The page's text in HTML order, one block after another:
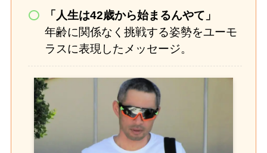
「人生は42歳から始まるんやて」
年齢に関係なく挑戦する姿勢をユーモ
ラスに表現したメッセージ。